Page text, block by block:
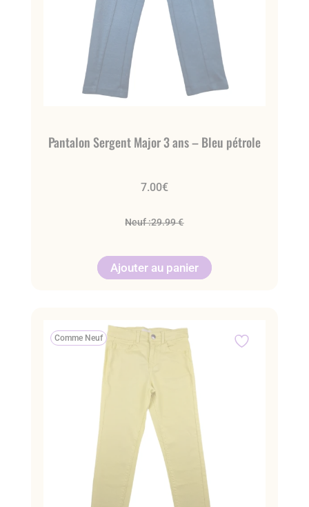
Pantalon Sergent Major 3 ans – Bleu pétrole
7.00€
Neuf :29.99 €
Ajouter au panier
Comme Neuf